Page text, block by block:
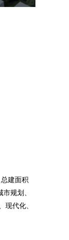
建面积
规划、
代化、